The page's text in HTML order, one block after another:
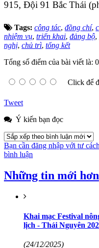
915, Đội 91 Bắc Thái
Tags: công tác, đồng chí,
nhiệm vụ, triển khai, đảng bộ,
nghị, chủ trì, tổng kết
Tổng số điểm của bài viết là:
Click để
Tweet
Ý kiến bạn đọc
Bạn cần đăng nhập với tư
bình luận
Những tin mới hơn
Khai mạc Festival
lịch - Thái Nguyên
(24/12/2025)